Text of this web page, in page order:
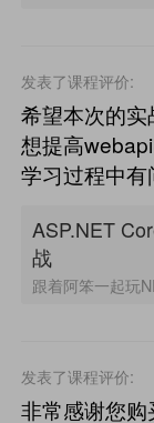
发表了课程评价:
希望本次的
想提高
学习过程中有
ASP.NET
战
跟着阿笨一起玩
发表了课程评价:
非常感谢您